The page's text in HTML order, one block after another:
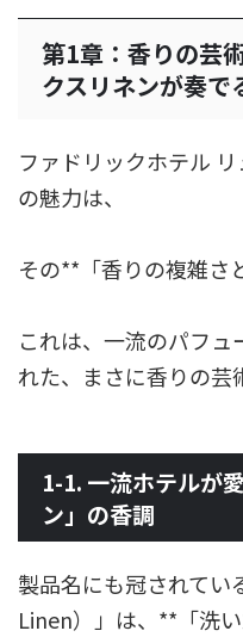
第1章：香りの芸
クスリネンが奏で
ファドリックホテル
の魅力は、
その**「香りの複雑さ
これは、一流のパフュ
れた、まさに香りの芸
1-1. 一流ホテルが
ン」の香調
製品名にも冠されてい
Linen）」は、**「洗